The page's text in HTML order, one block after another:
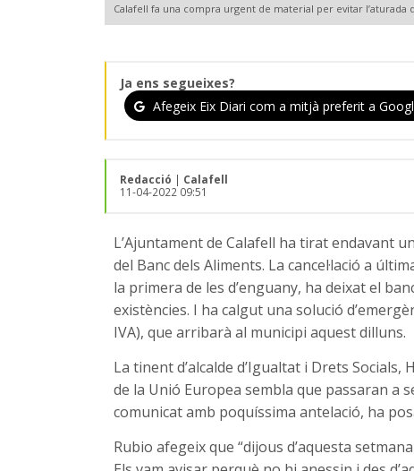
Calafell fa una compra urgent de material per evitar l’aturada
Ja ens segueixes?
Afegeix Eix Diari com a mitjà preferit a
Redacció | Calafell
11-04-2022 09:51
L’Ajuntament de Calafell ha tirat endavant
del Banc dels Aliments. La cancel·lació a
la primera de les d’enguany, ha deixat el
existències. I ha calgut una solució
IVA), que arribarà al municipi aquest dilluns.
La tinent d’alcalde d’Igualtat i Drets
de la Unió Europea sembla que passaran a
comunicat amb poquíssima antelació, ha
Rubio afegeix que “dijous d’aquesta